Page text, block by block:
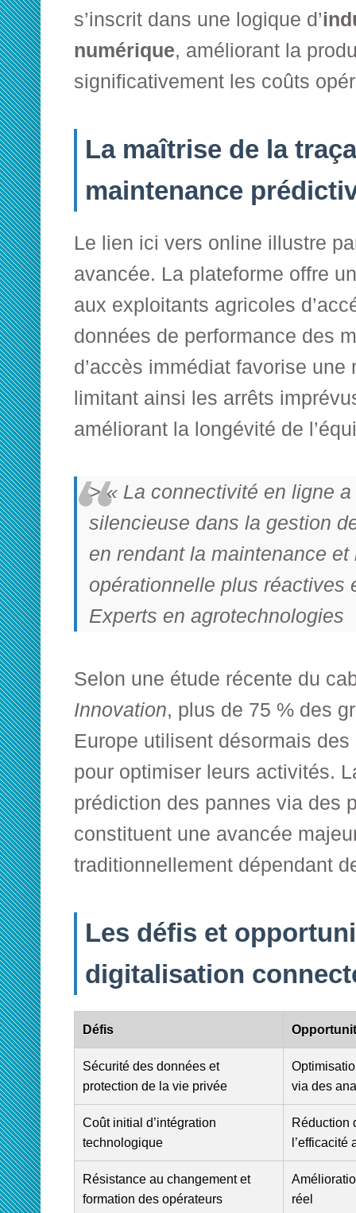
s’inscrit dans une logique d’
numérique, améliorant la
significativement les coûts
La maîtrise de la
maintenance
Le lien ici vers online illustre
avancée. La plateforme offre
aux exploitants agricoles
données de performance des
d’accès immédiat favorise
limitant ainsi les arrêts
améliorant la longévité de
> « La connectivité en ligne
silencieuse dans la gestion
en rendant la maintenance et
opérationnelle plus
Experts en agrotechnologies
Selon une étude récente du
Innovation, plus de 75 % des
Europe utilisent désormais
pour optimiser leurs activités.
prédiction des pannes via des
constituent une avancée
traditionnellement dépendant
Les défis et
digitalisation
Défis
Sécurité des données et
protection de la vie privée
via des
Coût initial d’intégration
technologique
Réduction
l’efficacité
Résistance au changement et
formation des opérateurs
réel